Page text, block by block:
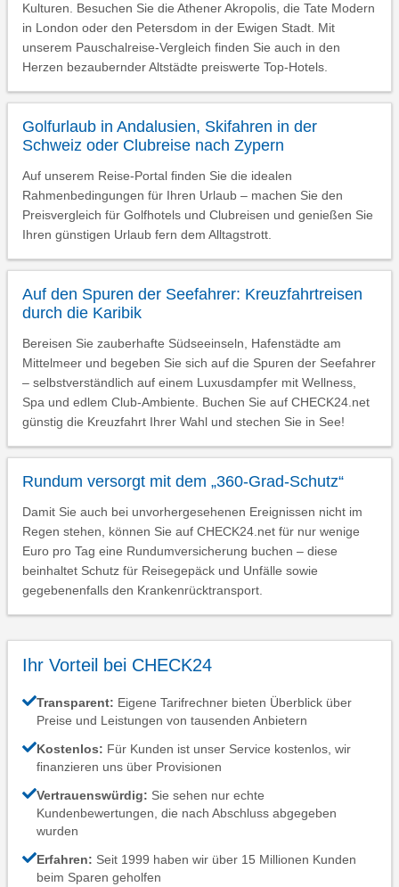
Kulturen. Besuchen Sie die Athener Akropolis, die Tate Modern
in London oder den Petersdom in der Ewigen Stadt. Mit
unserem Pauschalreise-Vergleich finden Sie auch in den
Herzen bezaubernder Altstädte preiswerte Top-Hotels.
Golfurlaub in Andalusien, Skifahren in der
Schweiz oder Clubreise nach Zypern
Auf unserem Reise-Portal finden Sie die idealen
Rahmenbedingungen für Ihren Urlaub – machen Sie den
Preisvergleich für Golfhotels und Clubreisen und genießen Sie
Ihren günstigen Urlaub fern dem Alltagstrott.
Auf den Spuren der Seefahrer: Kreuzfahrtreisen
durch die Karibik
Bereisen Sie zauberhafte Südseeinseln, Hafenstädte am
Mittelmeer und begeben Sie sich auf die Spuren der Seefahrer
– selbstverständlich auf einem Luxusdampfer mit Wellness,
Spa und edlem Club-Ambiente. Buchen Sie auf CHECK24.net
günstig die Kreuzfahrt Ihrer Wahl und stechen Sie in See!
Rundum versorgt mit dem „360-Grad-Schutz“
Damit Sie auch bei unvorhergesehenen Ereignissen nicht im
Regen stehen, können Sie auf CHECK24.net für nur wenige
Euro pro Tag eine Rundumversicherung buchen – diese
beinhaltet Schutz für Reisegepäck und Unfälle sowie
gegebenenfalls den Krankenrücktransport.
Ihr Vorteil bei CHECK24
Transparent: Eigene Tarifrechner bieten Überblick über
Preise und Leistungen von tausenden Anbietern
Kostenlos: Für Kunden ist unser Service kostenlos, wir
finanzieren uns über Provisionen
Vertrauenswürdig: Sie sehen nur echte
Kundenbewertungen, die nach Abschluss abgegeben
wurden
Erfahren: Seit 1999 haben wir über 15 Millionen Kunden
beim Sparen geholfen